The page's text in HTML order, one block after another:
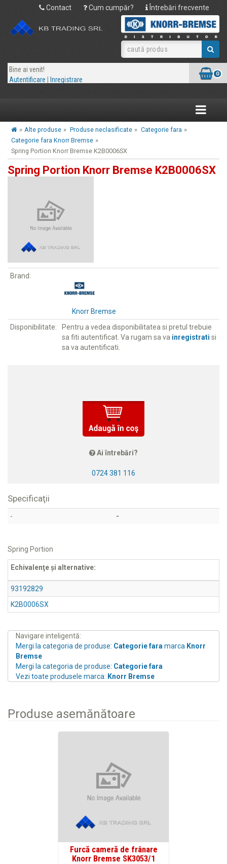
Contact Cum cumpăr? Întrebări frecvente
Bine ai venit!
Autentificare
Inregistrare
0
Toggle
» Alte produse » Produse neclasificate » Categorie fara »
Categorie fara Knorr Bremse »
Spring Portion Knorr Bremse K2B0006SX
Spring Portion Knorr Bremse K2B0006SX
Brand:
Knorr Bremse
Disponibilitate:
Pentru a vedea disponibilitatea si pretul trebuie
sa fiti autentificat. Va rugam sa va inregistrati si
sa va autentificati.
Ai întrebări?
0724 381 116
Specificaţii
- -
Spring Portion
Echivalenţe şi alternative:
93192829
K2B0006SX
Navigare inteligentă:
Mergi la categoria de produse: Categorie fara marca Knorr
Bremse
Mergi la categoria de produse: Categorie fara
Vezi toate produsele marca: Knorr Bremse
Produse asemănătoare
Furcă cameră de frânare
Knorr Bremse SK3053/1